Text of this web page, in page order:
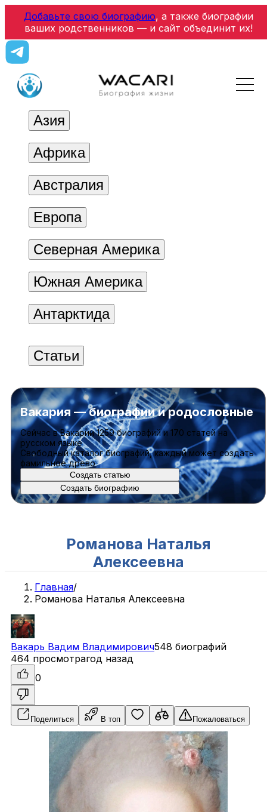
Добавьте свою биографию, а также биографии
ваших родственников — и сайт объединит их!
Азия
Африка
Австралия
Европа
Северная Америка
Южная Америка
Антарктида
Статьи
Вакария — биографии и родословные
Cейчас в Вакарии1259 биографийи170 статейна
русском языке
Свободный каталог биографий, каждый может создать
фамильное древо
Создать статью
Создать биографию
Романова Наталья
Алексеевна
Главная/
Романова Наталья Алексеевна
Вакарь Вадим Владимирович548 биографий
464 просмотрагод назад
0
Поделиться В топ Пожаловаться